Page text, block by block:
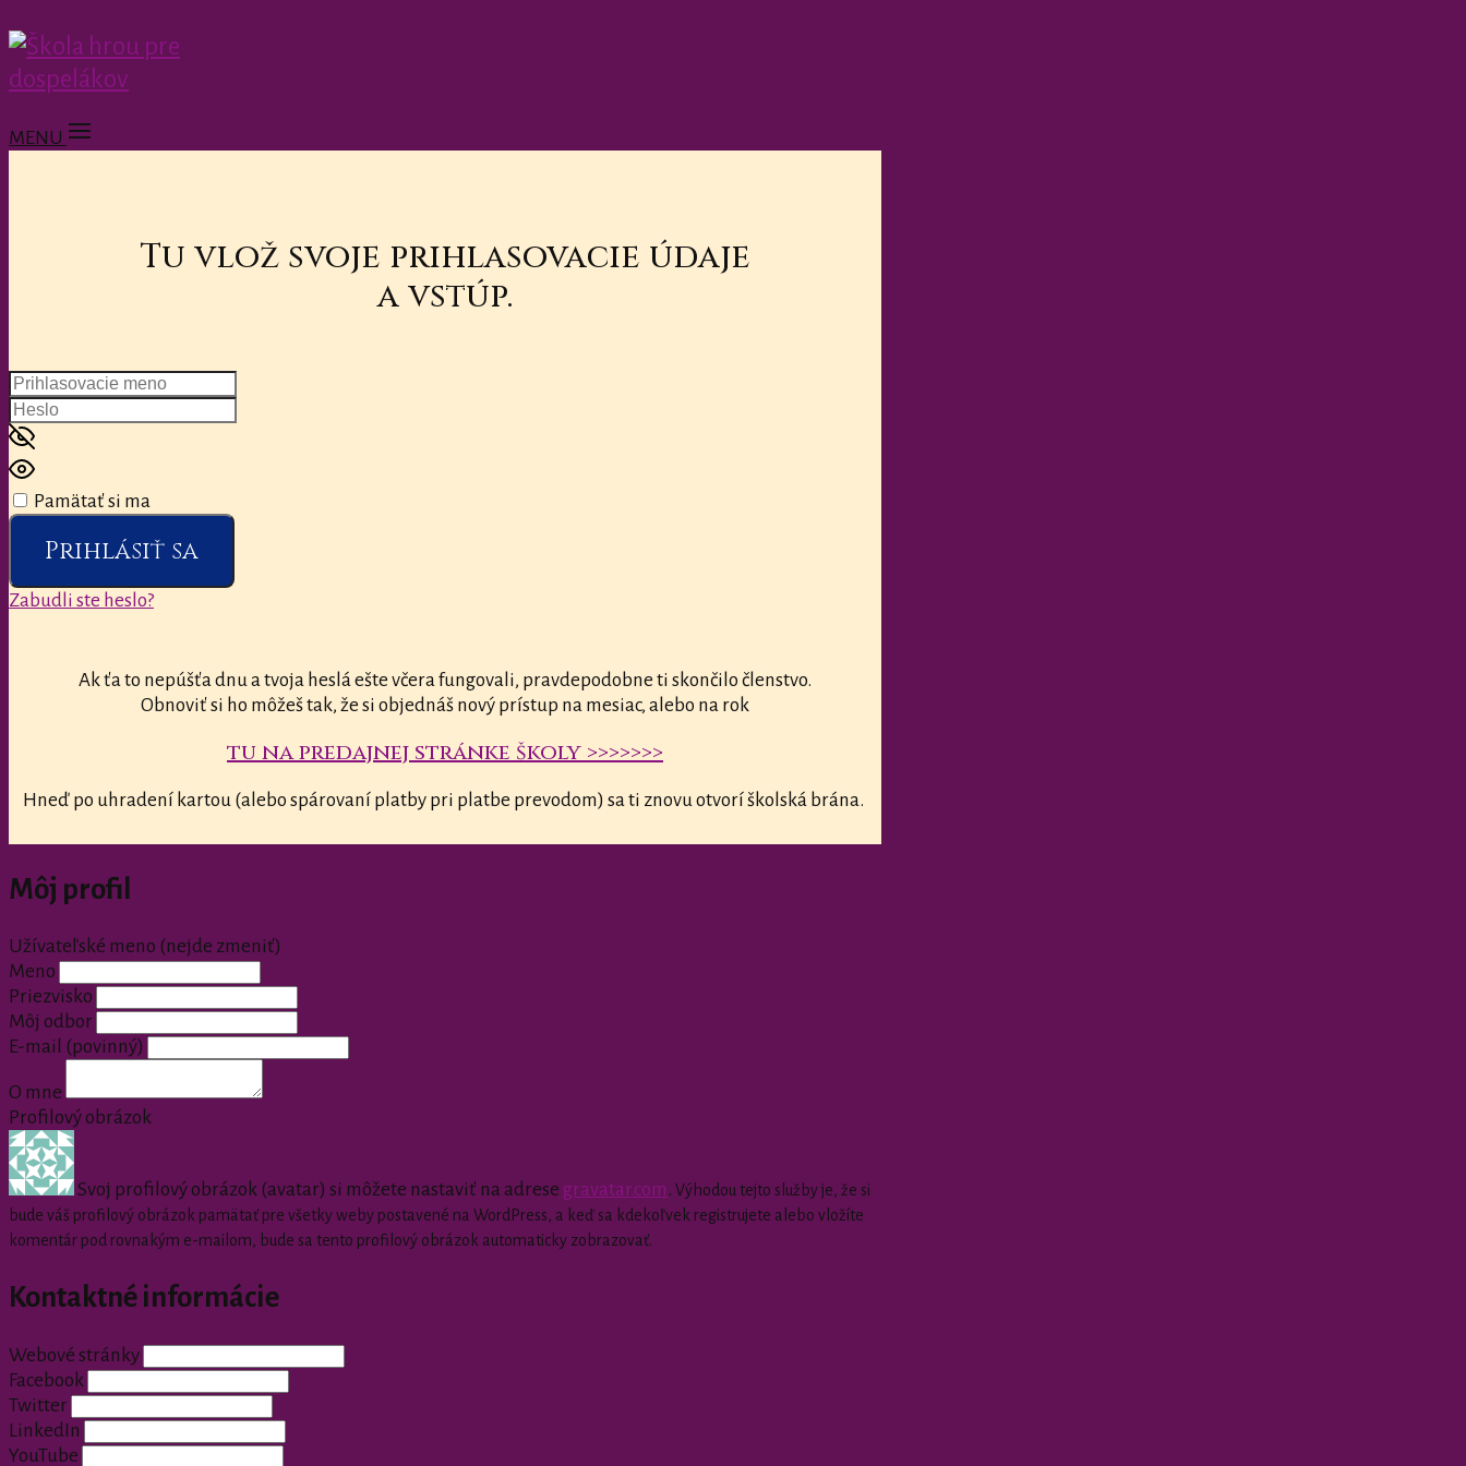
MENU
Tu vlož svoje prihlasovacie údaje
a vstúp.
Pamätať si ma
Prihlásiť sa
Zabudli ste heslo?
Ak ťa to nepúšťa dnu a tvoja heslá ešte včera fungovali, pravdepodobne ti skončilo členstvo.
Obnoviť si ho môžeš tak, že si objednáš nový prístup na mesiac, alebo na rok
tu na predajnej stránke školy >>>>>>>
Hneď po uhradení kartou (alebo spárovaní platby pri platbe prevodom) sa ti znovu otvorí školská brána.
Môj profil
Užívateľské meno (nejde zmeniť)
Meno
Priezvisko
Môj odbor
E-mail
(povinný)
O mne
Profilový obrázok
Svoj profilový obrázok (avatar) si môžete nastaviť na adrese gravatar.com . Výhodou tejto služby je, že si
bude váš profilový obrázok pamätať pre všetky weby postavené na WordPress, a keď sa kdekoľvek registrujete alebo vložíte
komentár pod rovnakým e-mailom, bude sa tento profilový obrázok automaticky zobrazovať.
Kontaktné informácie
Webové stránky
Facebook
Twitter
LinkedIn
YouTube